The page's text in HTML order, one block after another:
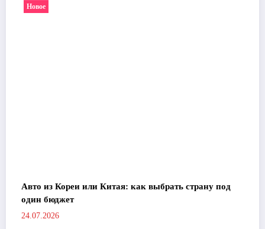
Новое
Авто из Кореи или Китая: как выбрать страну под
один бюджет
24.07.2026